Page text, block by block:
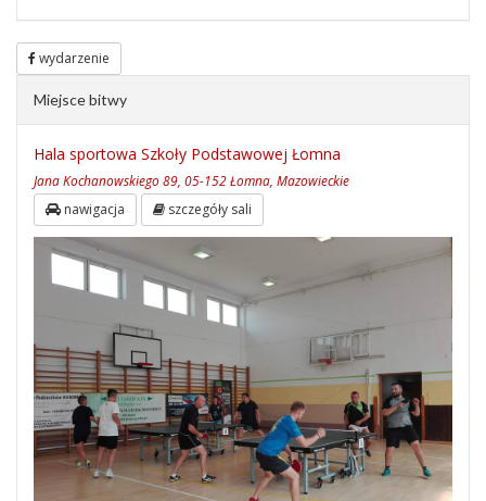
wydarzenie
Miejsce bitwy
Hala sportowa Szkoły Podstawowej Łomna
Jana Kochanowskiego 89, 05-152 Łomna, Mazowieckie
nawigacja szczegóły sali